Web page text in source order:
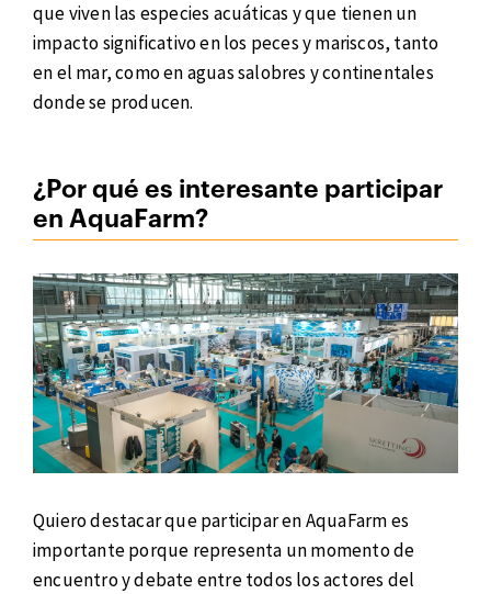
que viven las especies acuáticas y que tienen un
impacto significativo en los peces y mariscos, tanto
en el mar, como en aguas salobres y continentales
donde se producen.
¿Por qué es interesante participar
en AquaFarm?
Quiero destacar que participar en AquaFarm es
importante porque representa un momento de
encuentro y debate entre todos los actores del